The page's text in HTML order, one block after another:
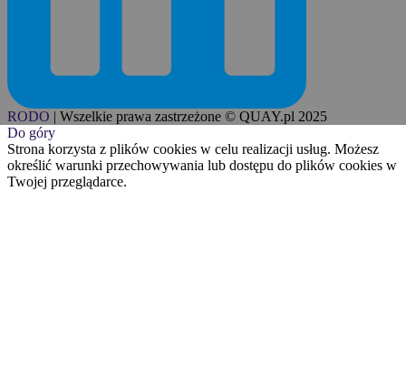
RODO | Wszelkie prawa zastrzeżone © QUAY.pl 2025
Do góry
Strona korzysta z plików cookies w celu realizacji usług. Możesz
określić warunki przechowywania lub dostępu do plików cookies w
Twojej przeglądarce.